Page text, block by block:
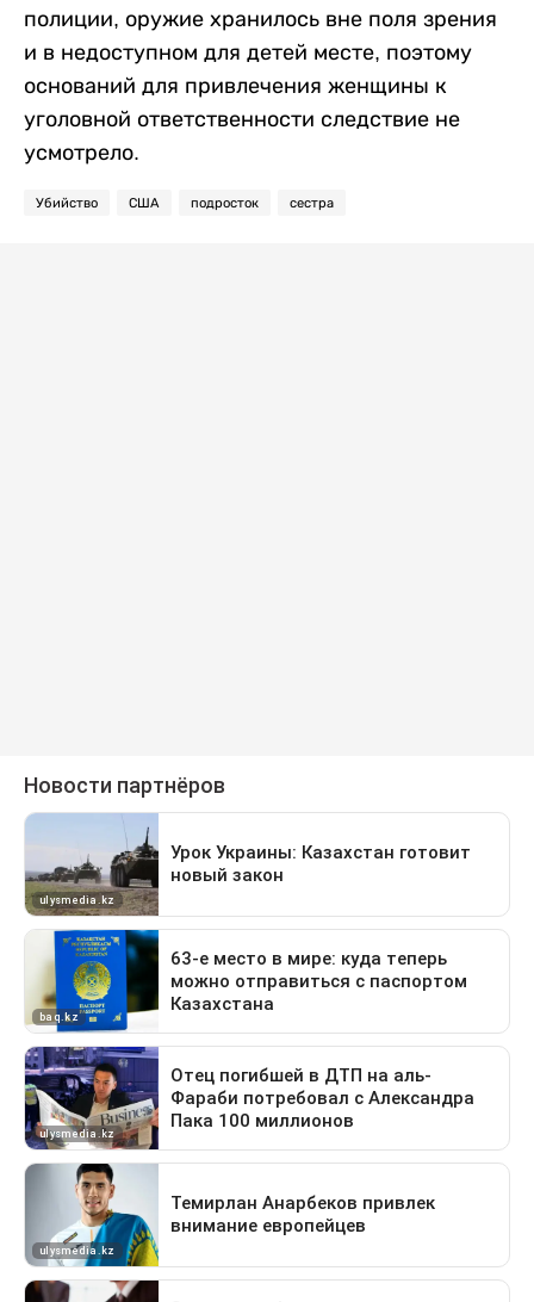
полиции, оружие хранилось вне поля зрения
и в недоступном для детей месте, поэтому
оснований для привлечения женщины к
уголовной ответственности следствие не
усмотрело.
Убийство США подросток сестра